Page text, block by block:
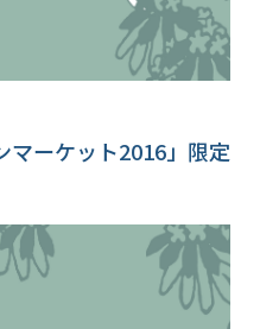
マーケット2016」限定